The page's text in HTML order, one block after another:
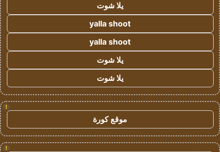
يلا شوت
yalla shoot
yalla shoot
يلا شوت
يلا شوت
!
موقع كورة
!